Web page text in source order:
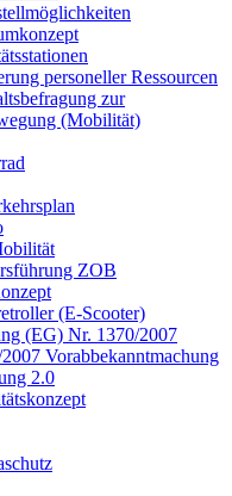
personeller Ressourcen
zur
(Mobilität)
ZOB
(E-Scooter)
(EG) Nr. 1370/2007
Vorabbekanntmachung
2.0